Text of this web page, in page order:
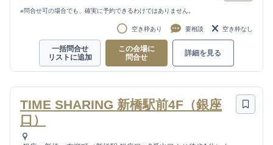
※問合せ可の場合でも、確実に予約できるわけではありません。
空き枠あり 要相談 空き枠なし
一括問合せ
リストに追加
この会場に
問合せ
詳細を見る
TIME SHARING 新橋駅前4F（銀座
口）